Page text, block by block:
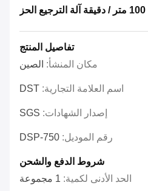
تفاصيل المنتج
مكان المنشأ: الصين
اسم العلامة التجارية: DST
إصدار الشهادات: SGS
رقم الموديل: DSP-750
شروط الدفع والشحن
الحد الأدنى لكمية: 1 مجموعة